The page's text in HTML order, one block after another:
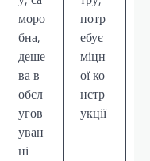
моро
бна,
деше
ва в
обсл
угов
уван
ні
потр
ебує
міцн
ої ко
нстр
укції